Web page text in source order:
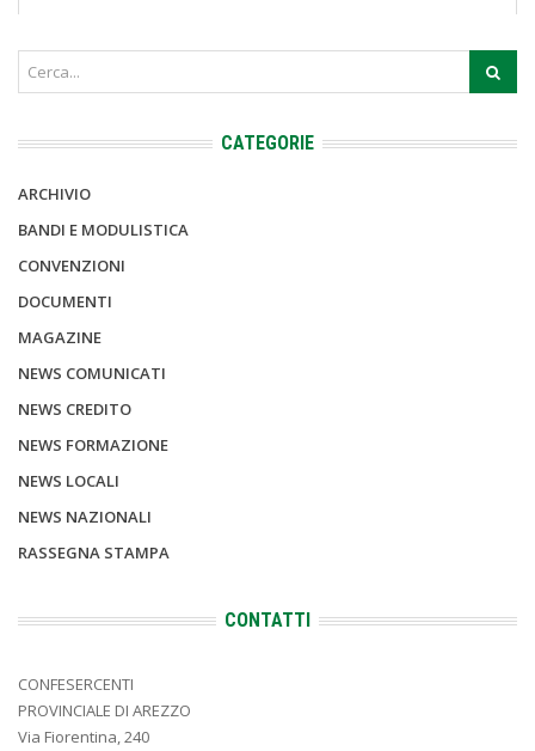
CATEGORIE
ARCHIVIO
BANDI E MODULISTICA
CONVENZIONI
DOCUMENTI
MAGAZINE
NEWS COMUNICATI
NEWS CREDITO
NEWS FORMAZIONE
NEWS LOCALI
NEWS NAZIONALI
RASSEGNA STAMPA
CONTATTI
CONFESERCENTI
PROVINCIALE DI AREZZO
Via Fiorentina, 240